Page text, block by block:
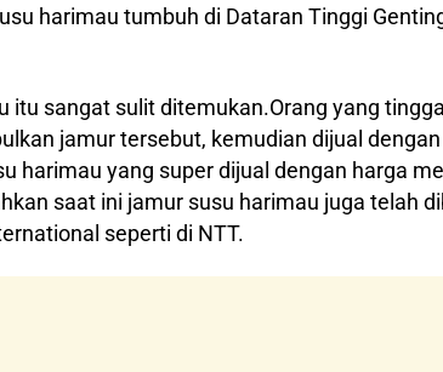
harimau tumbuh di Dataran Tinggi
itu sangat sulit ditemukan.Orang yang
jamur tersebut, kemudian dijual
harimau yang super dijual dengan harga
saat ini jamur susu harimau juga telah
seperti di NTT.